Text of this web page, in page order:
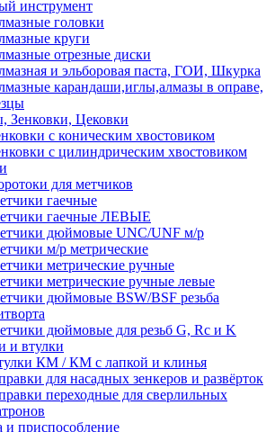
инструмент
головки
круги
отрезные диски
и эльборовая паста, ГОИ, Шкурка
карандаши,иглы,алмазы в оправе,
Зенковки, Цековки
с коническим хвостовиком
с цилиндрическим хвостовиком
для метчиков
гаечные
гаечные ЛЕВЫЕ
дюймовые UNC/UNF м/р
м/р метрические
метрические ручные
метрические ручные левые
дюймовые BSW/BSF резьба
дюймовые для резьб G, Rc и K
и втулки
КМ / КМ с лапкой и клинья
для насадных зенкеров и развёрток
переходные для сверлильных
и приспособление